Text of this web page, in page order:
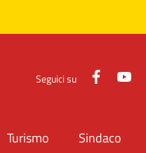
Seguici su Facebook
Turismo Sindaco